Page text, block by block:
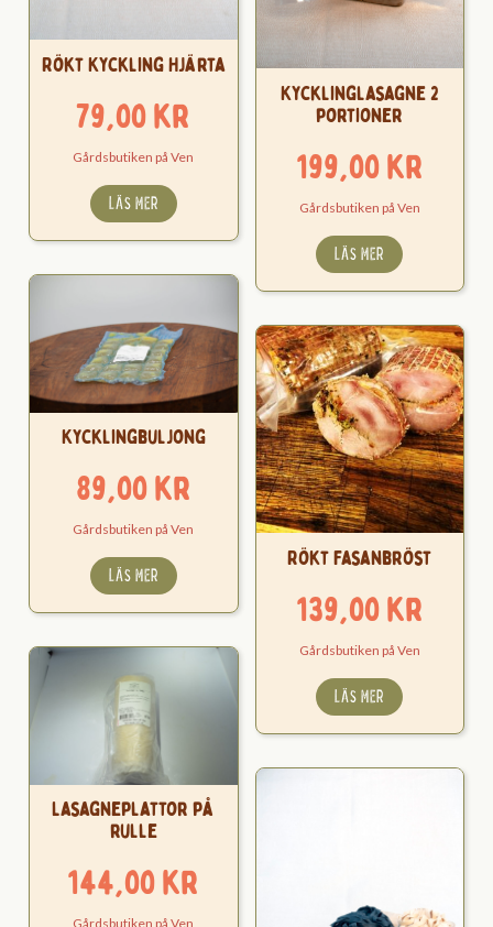
Rökt Kyckling Hjärta
79,00kr
Gårdsbutiken på Ven
LÄS MER
Kycklinglasagne 2
portioner
199,00kr
Gårdsbutiken på Ven
LÄS MER
Kycklingbuljong
89,00kr
Gårdsbutiken på Ven
LÄS MER
Rökt Fasanbröst
139,00kr
Gårdsbutiken på Ven
LÄS MER
Lasagneplattor på
rulle
144,00kr
Gårdsbutiken på Ven